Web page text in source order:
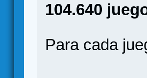
104.640
Para cada